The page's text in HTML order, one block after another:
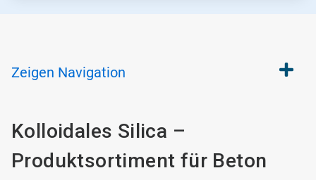
Zeigen Navigation
Kolloidales Silica –
Produktsortiment für Beton